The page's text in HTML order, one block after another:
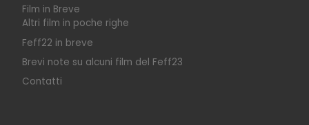
Film in Breve
Altri film in poche righe
Feff22 in breve
Brevi note su alcuni film del Feff23
Contatti